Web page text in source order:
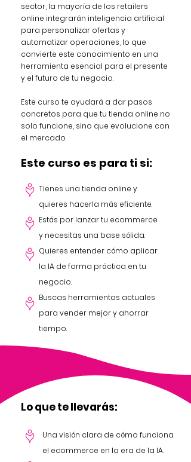
sector, la mayoría de los retailers
online integrarán inteligencia artificial
para personalizar ofertas y
automatizar operaciones, lo que
convierte este conocimiento en una
herramienta esencial para el presente
y el futuro de tu negocio.
Este curso te ayudará a dar pasos
concretos para que tu tienda online no
solo funcione, sino que evolucione con
el mercado.
Este curso es para ti si:
Tienes una tienda online y
quieres hacerla más eficiente.
Estás por lanzar tu ecommerce
y necesitas una base sólida.
Quieres entender cómo aplicar
la IA de forma práctica en tu
negocio.
Buscas herramientas actuales
para vender mejor y ahorrar
tiempo.
Lo que te llevarás:
Una visión clara de cómo funciona
el ecommerce en la era de la IA.